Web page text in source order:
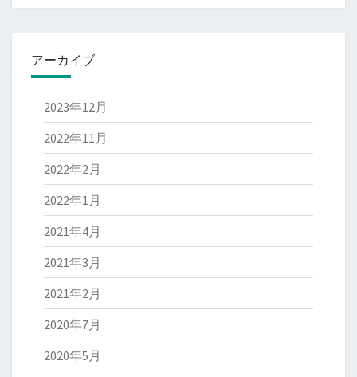
アーカイブ
2023年12月
2022年11月
2022年2月
2022年1月
2021年4月
2021年3月
2021年2月
2020年7月
2020年5月